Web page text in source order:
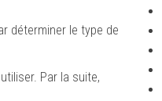
déterminer le type de
Par la suite,